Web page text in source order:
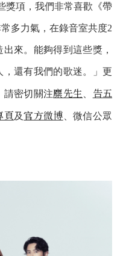
獎項，我們非常喜歡《帶
多力氣，在錄音室共度2
來。能夠得到這些獎，
還有我們的歌迷。」更
請密切關注麋先生
告五
頁及官方微博 、微信公眾